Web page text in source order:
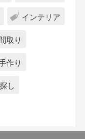
インテリア
取り
作り
し